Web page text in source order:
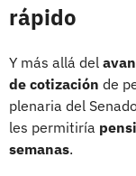
rápido
Y más allá del
de cotización de
plenaria del
les permitiría
semanas.